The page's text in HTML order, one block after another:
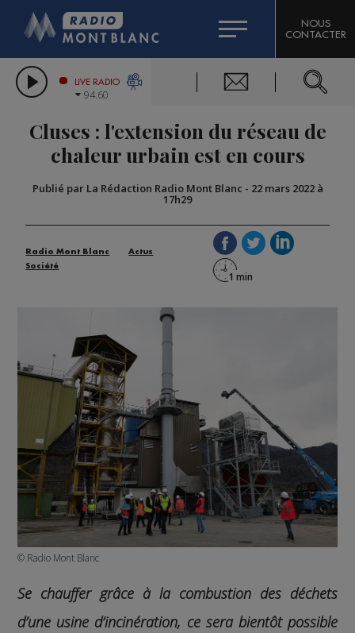
LES CHRONIQUES DE L'EXPERT
CITIZEN MACHINERY
GRAND MASSIF DOMAINES SKIABLES
BIGARD
COMPAGNIE DU MONT-BLANC
NOUS
CONTACTER
LIVE RADIO
94.60
Cluses : l'extension du réseau de
chaleur urbain est en cours
Publié par La Rédaction Radio Mont Blanc - 22 mars 2022 à
17h29
Radio Mont Blanc
Actus
Société
© Radio Mont Blanc
Se chauffer grâce à la combustion des déchets
d’une usine d’incinération, ce sera bientôt possible